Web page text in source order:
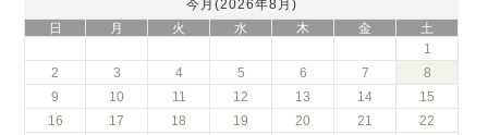
今月(2026年8月)
日
月 火 水 木 金
土
1
2
3 4 5 6 7
8
9
10 11 12 13 14
15
16
17 18 19 20 21
22